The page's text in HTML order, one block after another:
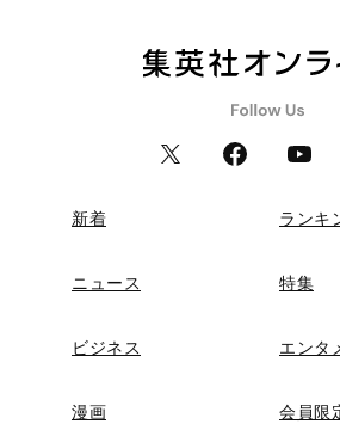
新着 ランキ
ニュース 特集
ビジネス エンタ
漫画 会員限